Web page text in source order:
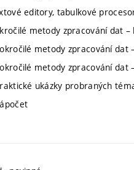
editory, tabulkové
metody zpracování dat –
metody zpracování dat
metody zpracování dat
ukázky probraných